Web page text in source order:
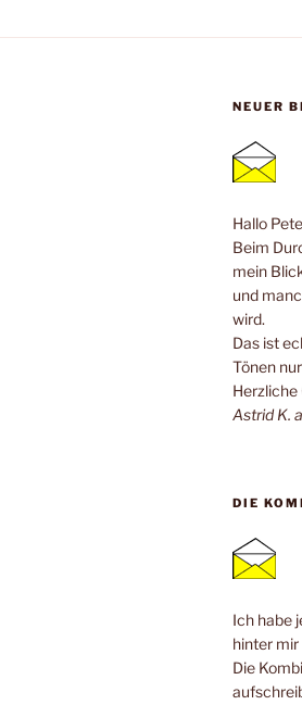
NEUER
Hallo
Beim
mein
und
wird.
Das ist
Tönen
Herzliche
Astrid K.
DIE
Ich habe
hinter
Die